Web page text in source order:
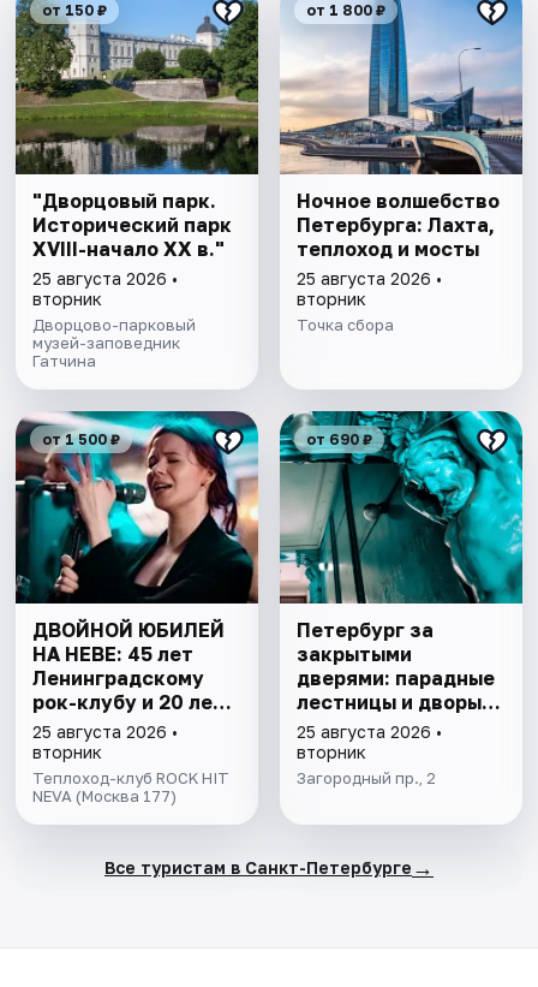
от 150 ₽
"Дворцовый парк.
Исторический парк
XVIII-начало XX в."
25 августа 2026 •
вторник
Дворцово-парковый
музей-заповедник
Гатчина
от 1 800 ₽
Ночное волшебство
Петербурга: Лахта,
теплоход и мосты
25 августа 2026 •
вторник
Точка сбора
от 1 500 ₽
ДВОЙНОЙ ЮБИЛЕЙ
НА НЕВЕ: 45 лет
Ленинградскому
рок-клубу и 20 лет
Rock Hit Neva!
25 августа 2026 •
вторник
Теплоход-клуб ROCK HIT
NEVA (Москва 177)
от 690 ₽
Петербург за
закрытыми
дверями: парадные
лестницы и дворы-
колодцы
25 августа 2026 •
вторник
Загородный пр., 2
Все туристам в Санкт-Петербурге →